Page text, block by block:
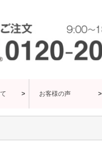
お客様の声